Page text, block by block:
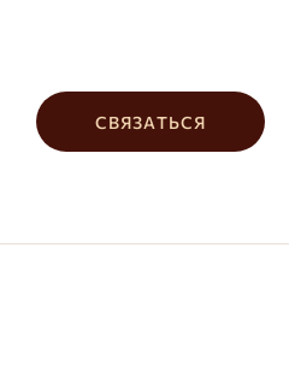
СВЯЗАТЬСЯ